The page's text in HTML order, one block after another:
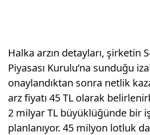
Halka arzın detayları, şirketin
Piyasası Kurulu’na sunduğu
onaylandıktan sonra netlik
arz fiyatı 45 TL olarak
2 milyar TL büyüklüğünde bir
planlanıyor. 45 milyon lotluk